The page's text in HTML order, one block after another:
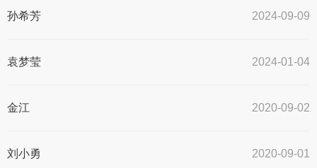
孙希芳 2024-09-09
袁梦莹 2024-01-04
金江 2020-09-02
​刘小勇 2020-09-01